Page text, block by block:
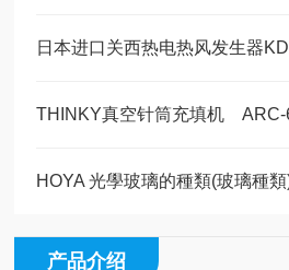
HOYA 光學玻璃的種類(玻璃種
产品介绍